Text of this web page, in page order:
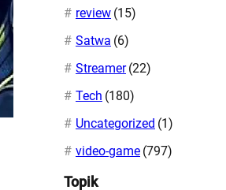
review (15)
Satwa (6)
Streamer (22)
Tech (180)
Uncategorized (1)
video-game (797)
Topik